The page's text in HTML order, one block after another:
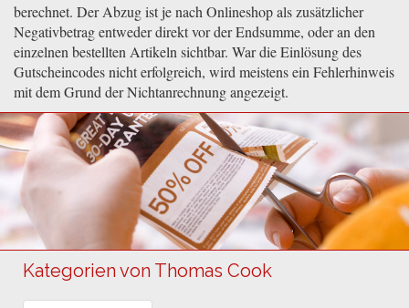
berechnet. Der Abzug ist je nach Onlineshop als zusätzlicher
Negativbetrag entweder direkt vor der Endsumme, oder an den
einzelnen bestellten Artikeln sichtbar. War die Einlösung des
Gutscheincodes nicht erfolgreich, wird meistens ein Fehlerhinweis
mit dem Grund der Nichtanrechnung angezeigt.
Kategorien von Thomas Cook